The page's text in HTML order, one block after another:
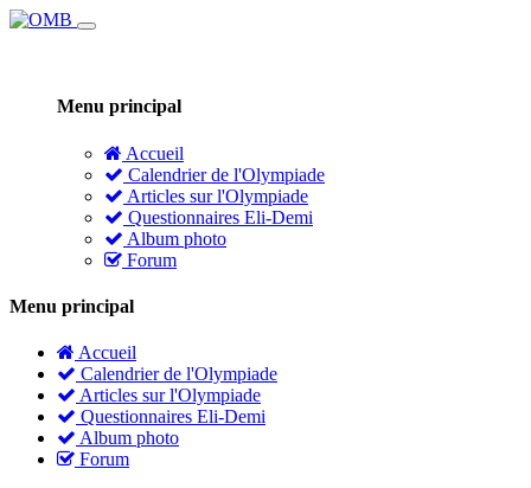
Menu principal
Accueil
Calendrier de l'Olympiade
Articles sur l'Olympiade
Questionnaires Eli-Demi
Album photo
Forum
Menu principal
Accueil
Calendrier de l'Olympiade
Articles sur l'Olympiade
Questionnaires Eli-Demi
Album photo
Forum